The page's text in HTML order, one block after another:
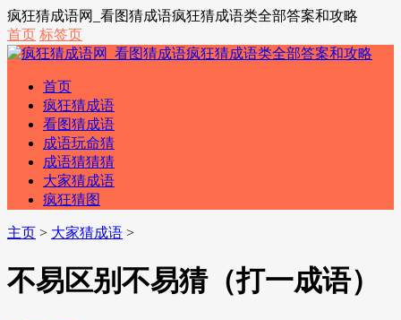
疯狂猜成语网_看图猜成语疯狂猜成语类全部答案和攻略
首页 标签页
首页
疯狂猜成语
看图猜成语
成语玩命猜
成语猜猜猜
大家猜成语
疯狂猜图
主页 > 大家猜成语 >
不易区别不易猜（打一成语）